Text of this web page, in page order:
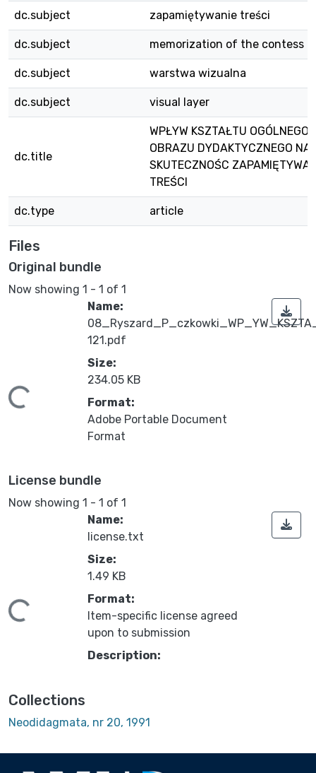
dc.subject zapamiętywanie treści
dc.subject memorization of the contess
dc.subject warstwa wizualna
dc.subject visual layer
dc.title
WPŁYW KSZTAŁTU OGÓLNEGO
OBRAZU DYDAKTYCZNEGO NA
SKUTECZNOŚC
TREŚCI
dc.type article
Files
Original bundle
Now showing 1 - 1 of 1
Name:
121.pdf
Size:
234.05 KB
Format:
Adobe Portable Document
Format
License bundle
Now showing 1 - 1 of 1
Name:
license.txt
Size:
1.49 KB
Format:
Item-specific license agreed
upon to submission
Description:
Collections
Neodidagmata, nr 20, 1991